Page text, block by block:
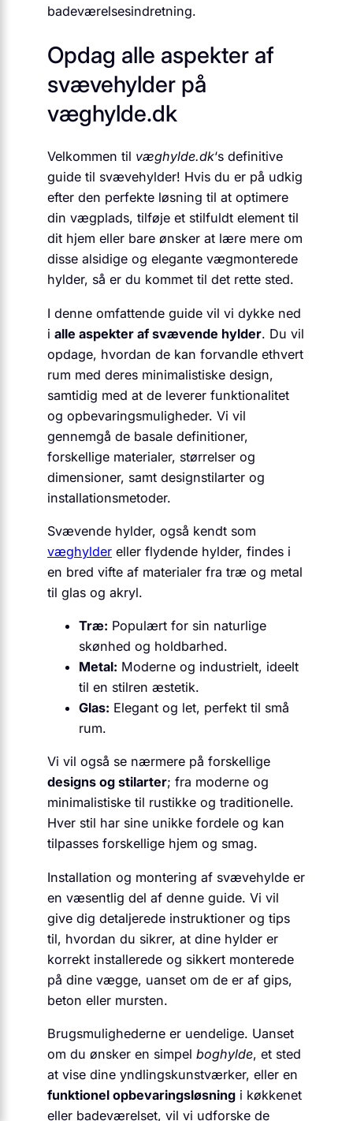
badeværelsesindretning.
Opdag alle aspekter af
svævehylder på
væghylde.dk
Velkommen til væghylde.dk‘s definitive
guide til svævehylder! Hvis du er på udkig
efter den perfekte løsning til at optimere
din vægplads, tilføje et stilfuldt element til
dit hjem eller bare ønsker at lære mere om
disse alsidige og elegante vægmonterede
hylder, så er du kommet til det rette sted.
I denne omfattende guide vil vi dykke ned
i alle aspekter af svævende hylder. Du vil
opdage, hvordan de kan forvandle ethvert
rum med deres minimalistiske design,
samtidig med at de leverer funktionalitet
og opbevaringsmuligheder. Vi vil
gennemgå de basale definitioner,
forskellige materialer, størrelser og
dimensioner, samt designstilarter og
installationsmetoder.
Svævende hylder, også kendt som
væghylder eller flydende hylder, findes i
en bred vifte af materialer fra træ og metal
til glas og akryl.
Træ: Populært for sin naturlige
skønhed og holdbarhed.
Metal: Moderne og industrielt, ideelt
til en stilren æstetik.
Glas: Elegant og let, perfekt til små
rum.
Vi vil også se nærmere på forskellige
designs og stilarter; fra moderne og
minimalistiske til rustikke og traditionelle.
Hver stil har sine unikke fordele og kan
tilpasses forskellige hjem og smag.
Installation og montering af svævehylde er
en væsentlig del af denne guide. Vi vil
give dig detaljerede instruktioner og tips
til, hvordan du sikrer, at dine hylder er
korrekt installerede og sikkert monterede
på dine vægge, uanset om de er af gips,
beton eller mursten.
Brugsmulighederne er uendelige. Uanset
om du ønsker en simpel boghylde, et sted
at vise dine yndlingskunstværker, eller en
funktionel opbevaringsløsning i køkkenet
eller badeværelset, vil vi udforske de